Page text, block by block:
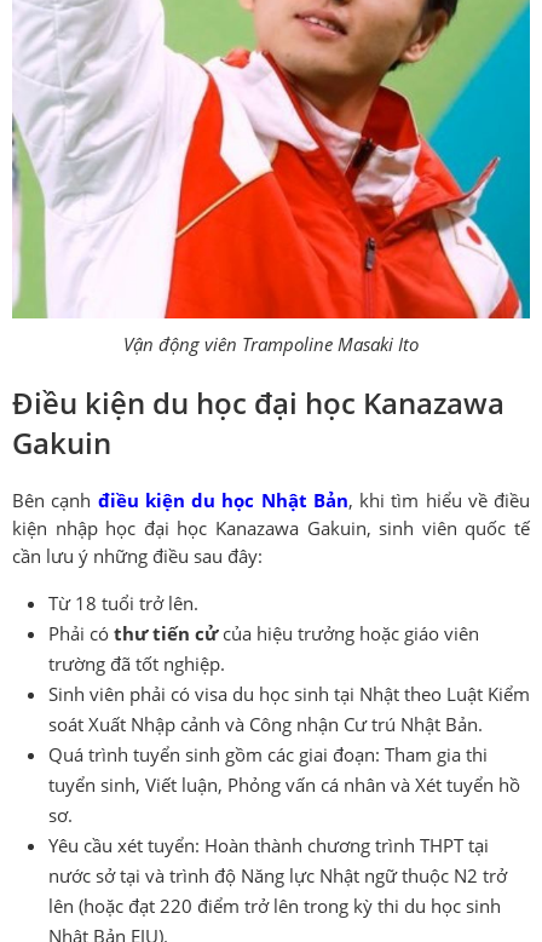
Vận động viên Trampoline Masaki Ito
Điều kiện du học đại học Kanazawa
Gakuin
Bên cạnh điều kiện du học Nhật Bản, khi tìm hiểu về điều
kiện nhập học đại học Kanazawa Gakuin, sinh viên quốc tế
cần lưu ý những điều sau đây:
Từ 18 tuổi trở lên.
Phải có thư tiến cửcủa hiệu trưởng hoặc giáo viên
trường đã tốt nghiệp.
Sinh viên phải có visa du học sinh tại Nhật theo Luật Kiểm
soát Xuất Nhập cảnh và Công nhận Cư trú Nhật Bản.
Quá trình tuyển sinh gồm các giai đoạn: Tham gia thi
tuyển sinh, Viết luận, Phỏng vấn cá nhân và Xét tuyển hồ
sơ.
Yêu cầu xét tuyển: Hoàn thành chương trình THPT tại
nước sở tại và trình độ Năng lực Nhật ngữ thuộc N2 trở
lên (hoặc đạt 220 điểm trở lên trong kỳ thi du học sinh
Nhật Bản EJU).